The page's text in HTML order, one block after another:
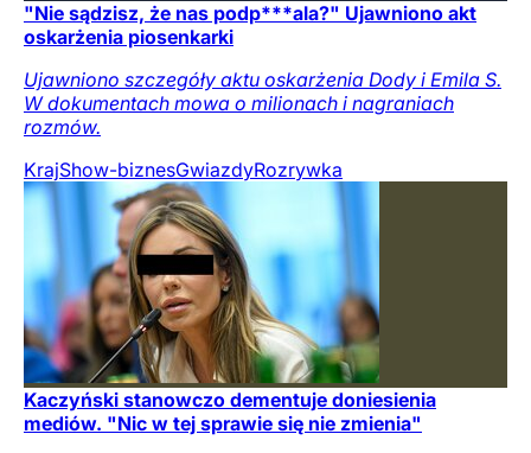
"Nie sądzisz, że nas podp***ala?" Ujawniono akt
oskarżenia piosenkarki
Ujawniono szczegóły aktu oskarżenia Dody i Emila S.
W dokumentach mowa o milionach i nagraniach
rozmów.
KrajShow-biznesGwiazdyRozrywka
Kaczyński stanowczo dementuje doniesienia
mediów. "Nic w tej sprawie się nie zmienia"